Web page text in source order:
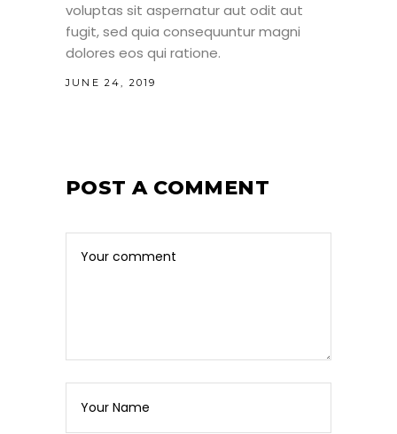
voluptas sit aspernatur aut odit aut
fugit, sed quia consequuntur magni
dolores eos qui ratione.
JUNE 24, 2019
POST A COMMENT